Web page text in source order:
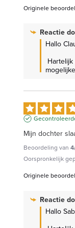
Originele
Reactie
Hallo
Mijn dochter
Beoordeling van
Oorspronkelijk
Originele
Reactie
Hallo